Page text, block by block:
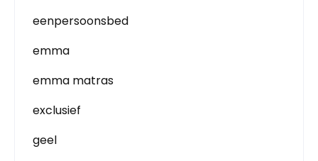
eenpersoonsbed
emma
emma matras
exclusief
geel